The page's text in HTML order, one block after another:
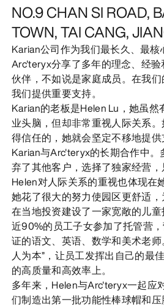
NO.9 CHAN SI ROAD,
TOWN, TAI CANG,
Karian公司作为我们最长久、最
Arc'teryx分享了多年的理念、经
伙伴，不如说是家庭成员。在我
我们提供重要支持。
Karian的老板是Helen Lu，她虽
业头脑，但却非常重视人际关系
得信任的，她就会坚定不移地提
Karian与Arc'teryx的长期合作中
弃了其他客户，选择了独家经营，
Helen对人际关系的重视也体现在
她花了很大的努力使园区更舒适
在当地投资建设了一家宽敞的儿
近90%的员工子女参加了托管营
证的语文、英语、数学和美术老
人为本”，让员工发挥出自己的最
的高质量和高效率上。
多年来，Helen与Arc'teryx一起应
们制造出第一批功能性棒球帽和